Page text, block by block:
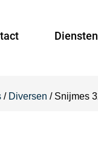
Diensten
/ Diversen / Snijmes